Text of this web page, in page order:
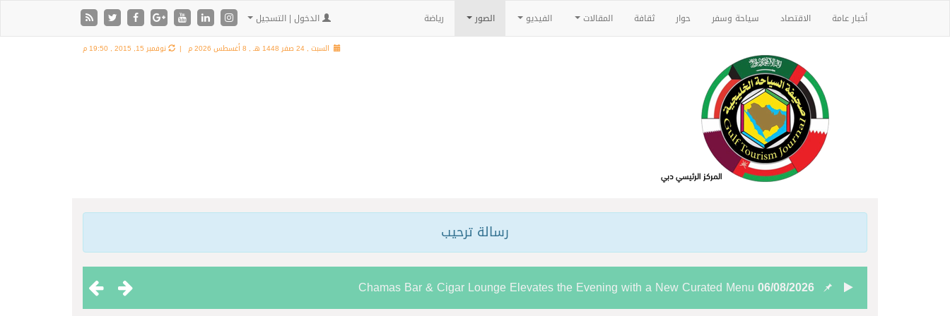
أخبار عامة الاقتصاد سياحة وسفر حوار ثقافة المقالات الفيديو الصور رياضة الدخول | التسجيل
السبت , 24 صفر 1448 هـ , 8 أغسطس 2026 م | نوفمبر 15, 2015 , 19:50 م
رسالة ترحيب
06/08/2026
Chamas Bar & Cigar Lounge Elevates the Evening with a New Curated Menu